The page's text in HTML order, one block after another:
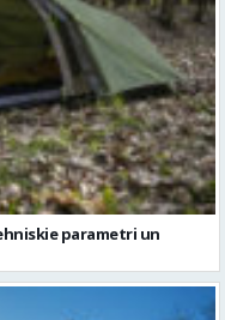
parametri un